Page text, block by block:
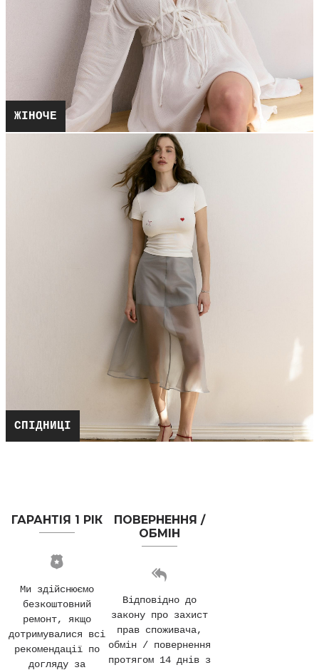
ЖІНОЧЕ
СПІДНИЦІ
ГАРАНТІЯ 1 РІК
Ми здійснюємо
безкоштовний
ремонт, якщо
дотримувалися всі
рекомендації по
догляду за
ПОВЕРНЕННЯ /
ОБМІН
Відповідно до
закону про захист
прав споживача,
обмін / повернення
протягом 14 днів з